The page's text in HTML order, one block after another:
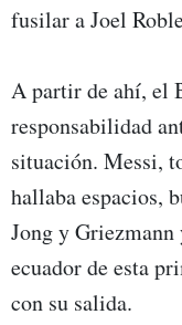
fusilar a Joel
A partir de ahí, el
responsabilidad
situación. Messi,
hallaba espacios,
Jong y
ecuador de esta
con su salida.